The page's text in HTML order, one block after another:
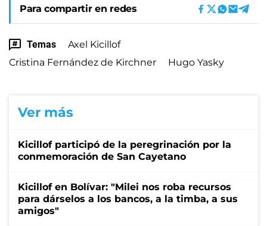
Para compartir en redes
Temas
Axel Kicillof
Cristina Fernández de Kirchner
Hugo Yasky
Ver más
Kicillof participó de la peregrinación por la
conmemoración de San Cayetano
Kicillof en Bolívar: "Milei nos roba recursos
para dárselos a los bancos, a la timba, a sus
amigos"